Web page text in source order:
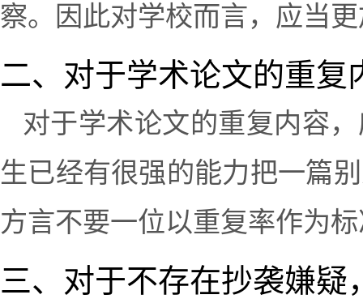
察。因此对学校而言，应当
二、对于学术论文的重
对于学术论文的重复内容
生已经有很强的能力把一篇
方言不要一位以重复率作为
三、对于不存在抄袭嫌